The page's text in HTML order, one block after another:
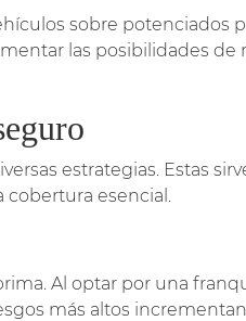
sobre potenciados
las posibilidades de
estrategias. Estas
cobertura esencial.
Al optar por una
más altos incrementan